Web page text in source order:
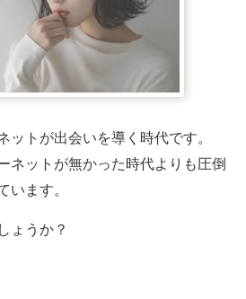
ットが出会いを導く時代です。
ネットが無かった時代よりも圧倒
います。
ょうか？